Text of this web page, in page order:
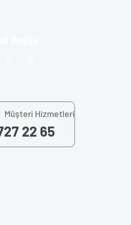
Müşteri Hizmetleri
22 65